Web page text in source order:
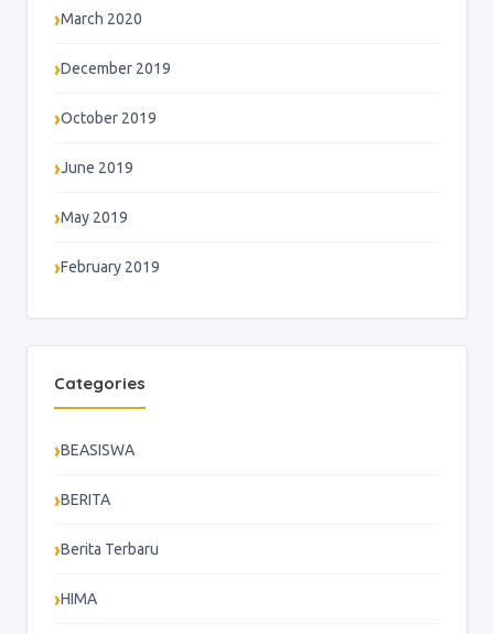
March 2020
December 2019
October 2019
June 2019
May 2019
February 2019
Categories
BEASISWA
BERITA
Berita Terbaru
HIMA